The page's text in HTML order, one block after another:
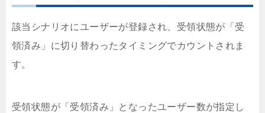
該当シナリオにユーザーが登録され、受領状態が「受
領済み」に切り替わったタイミングでカウントされま
す。
受領状態が「受領済み」となったユーザー数が指定し